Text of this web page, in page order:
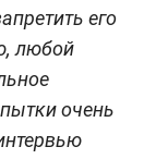
его
любой
очень